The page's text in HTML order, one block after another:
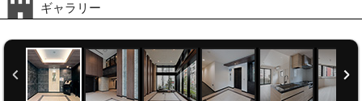
ギャラリー